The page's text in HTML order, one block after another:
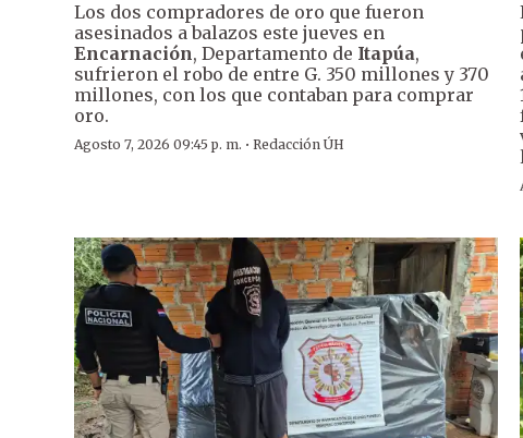
Los dos compradores de oro que fueron
asesinados a balazos este jueves en
Encarnación, Departamento de Itapúa,
sufrieron el robo de entre G. 350 millones y 370
millones, con los que contaban para comprar
oro.
Agosto 7, 2026 09:45 p. m. · Redacción ÚH